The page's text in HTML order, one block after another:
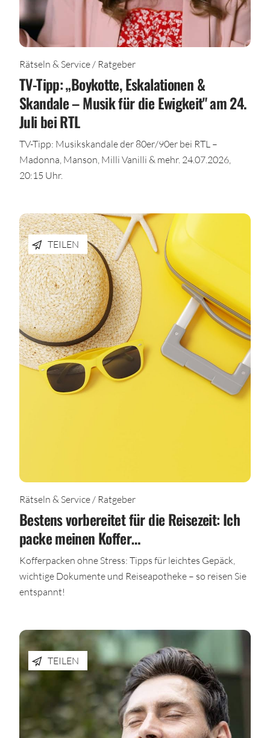
Rätseln & Service / Ratgeber
TV-Tipp: „Boykotte, Eskalationen &
Skandale – Musik für die Ewigkeit" am 24.
Juli bei RTL
TV-Tipp: Musikskandale der 80er/90er bei RTL –
Madonna, Manson, Milli Vanilli & mehr. 24.07.2026,
20:15 Uhr.
TEILEN
Rätseln & Service / Ratgeber
Bestens vorbereitet für die Reisezeit: Ich
packe meinen Koffer…
Kofferpacken ohne Stress: Tipps für leichtes Gepäck,
wichtige Dokumente und Reiseapotheke – so reisen Sie
entspannt!
TEILEN